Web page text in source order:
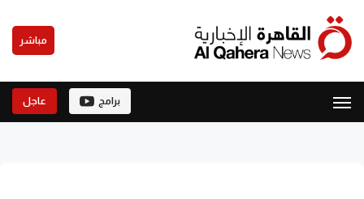
مباشر
برامج عاجل